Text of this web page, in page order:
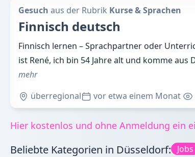
Gesuch aus der Rubrik Kurse & Sprachen
Finnisch deutsch
Finnisch lernen – Sprachpartner oder
ist René, ich bin 54 Jahre alt und komme aus
mehr
überregional
vor etwa einem Monat
Hier kostenlos und ohne Anmeldung ein
Beliebte Kategorien in Düsseldorf: Jobs